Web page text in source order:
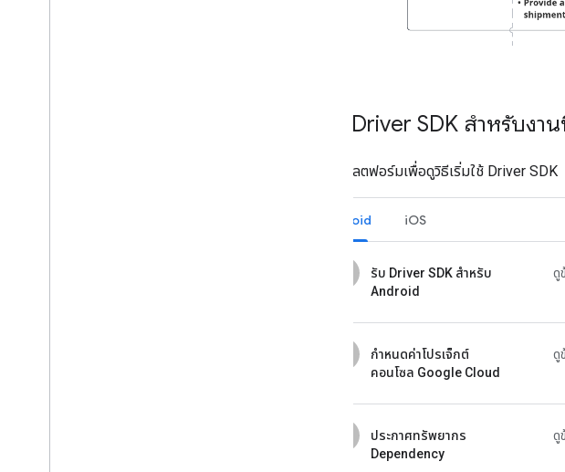
วิธีใช้ Driver SDK สำหรับงา
เลือกแพลตฟอร์มเพื่อดูวิธีเริ่มใช้ Driver SDK
Android iOS
รับ Driver SDK สำหรับ
Android
ดู
กำหนดค่าโปรเจ็กต์
คอนโซล Google Cloud
ดู
ประกาศทรัพยากร
Dependency
ดู